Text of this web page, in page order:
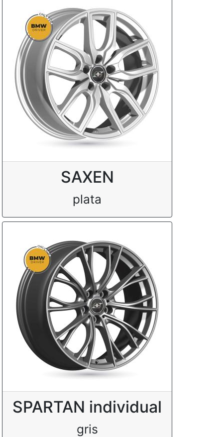
SAXEN
plata
SPARTAN individual
gris